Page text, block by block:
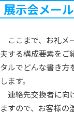
展示会メー
ここまで、お礼メ
夫する構成要素をご
タルでどんな書き方
します。
連絡先交換者に向
ますので、お客様の